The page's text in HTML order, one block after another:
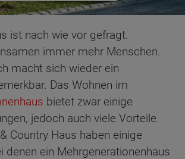
ist nach wie vor gefragt.
immer mehr Menschen.
macht sich wieder ein
Das Wohnen im
bietet zwar einige
jedoch auch viele Vorteile.
Country Haus haben einige
denen ein Mehrgenerationenhaus